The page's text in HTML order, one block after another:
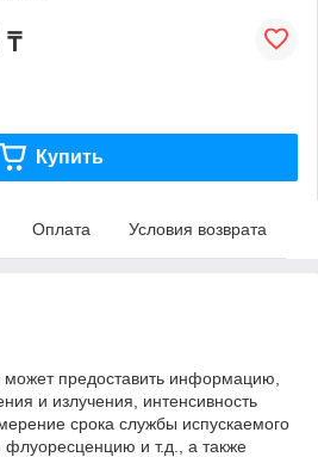
₸
Купить
Оплата Условия возврата
предоставить информацию,
и излучения, интенсивность
срока службы испускаемого
и т.д., а также